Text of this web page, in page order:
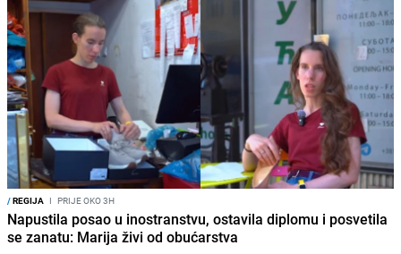
/REGIJA I PRIJE OKO 3H
Napustila posao u inostranstvu, ostavila diplomu i posvetila
se zanatu: Marija živi od obućarstva